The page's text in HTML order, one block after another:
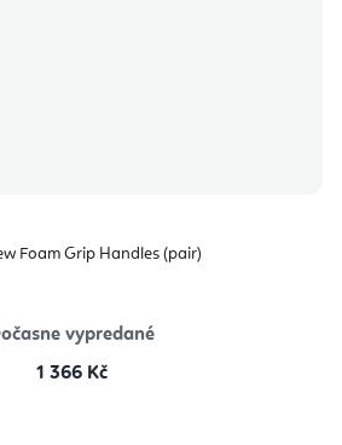
Foam Grip Handles (pair)
vypredané
1 366 Kč